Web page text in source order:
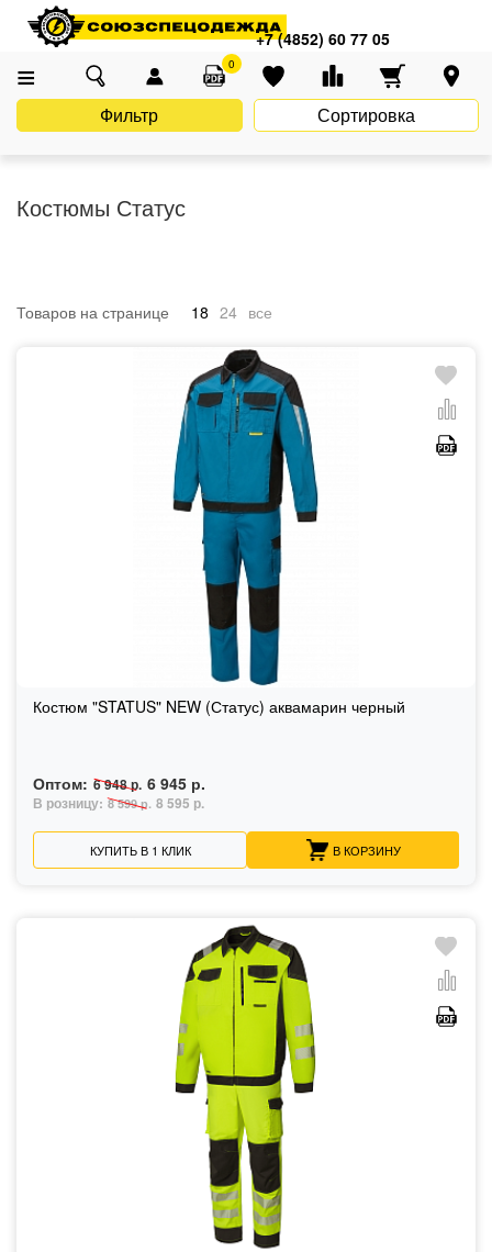
+7 (4852) 60 77 05
0
Главная Каталог Спецодежда
Летняя спецодежда
Костюмы Статус
Костюмы Статус
Фильтр Сортировка
Товаров на странице 18 24 все
Костюм "STATUS" NEW (Статус) аквамарин черный
Оптом: 6 948 р. 6 945 р.
В розницу: 8 599 р. 8 595 р.
КУПИТЬ В 1 КЛИК В КОРЗИНУ